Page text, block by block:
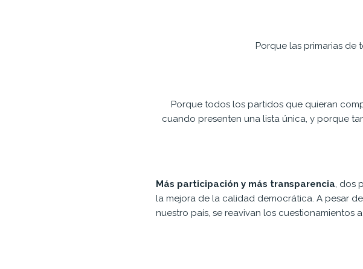
Porque las primarias de
Porque todos los partidos que quieran
cuando presenten una lista única, y porque
Más participación y más transparencia , dos
la mejora de la calidad democrática. A pesar
nuestro país, se reavivan los cuestionamientos a